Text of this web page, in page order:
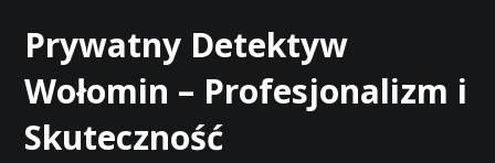
Prywatny Detektyw
Wołomin – Profesjonalizm i
Skuteczność